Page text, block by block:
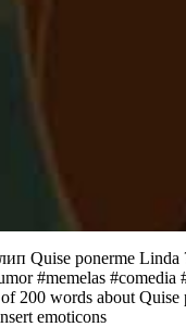
Quise ponerme Linda
#memelas
200 words about
emoticons